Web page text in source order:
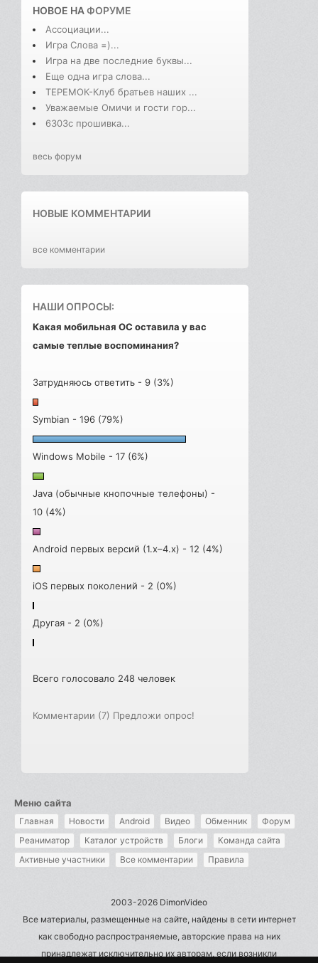
НОВОЕ НАФОРУМЕ
Ассоциации...
Игра Слова =)...
Игра на две последние буквы...
Еще одна игра слова...
ТЕРЕМОК-Клуб братьев наших ...
Уважаемые Омичи и гости гор...
6303с прошивка...
весь форум
НОВЫЕ КОММЕНТАРИИ
все комментарии
НАШИ ОПРОСЫ:
Какая мобильная ОС оставила у вас
самые теплые воспоминания?
Затрудняюсь ответить - 9 (3%)
Symbian - 196 (79%)
Windows Mobile - 17 (6%)
Java (обычные кнопочные телефоны) -
10 (4%)
Android первых версий (1.x–4.x) - 12 (4%)
iOS первых поколений - 2 (0%)
Другая - 2 (0%)
Всего голосовало 248 человек
Комментарии (7) Предложи опрос!
Меню сайта
Главная Новости Android Видео Обменник
Форум
Реаниматор
Каталог устройств Блоги
Команда сайта
Активные участники
Все комментарии Правила
2003-2026 DimonVideo
Все материалы, размещенные на сайте, найдены в сети интернет
как свободно распространяемые, авторские права на них
принадлежат исключительно их авторам, если возникли